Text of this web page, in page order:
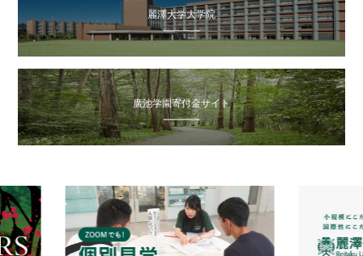
麗澤大学大学院
廣池学園寄付金サイト